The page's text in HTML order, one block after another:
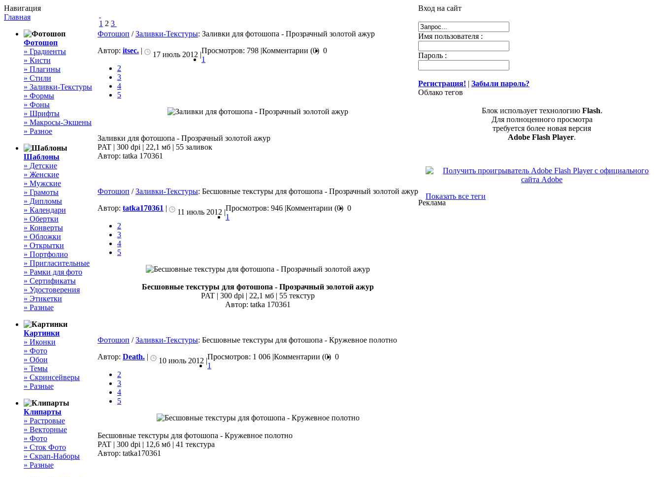
Навигация
Главная
Фотошоп
» Градиенты
» Кисти
» Плагины
» Стили
» Заливки-Текстуры
» Формы
» Фоны
» Шрифты
» Макросы-Экшены
» Разное
Шаблоны
» Детские
» Женские
» Мужские
» Грамоты
» Дипломы
» Календари
» Обертки
» Конверты
» Обложки
» Открытки
» Портфолио
» Пригласительные
» Рамки для фото
» Сертификаты
» Удостоверения
» Этикетки
» Разные
Картинки
» Иконки
» Фото
» Обои
» Темы
» Скринсейверы
» Разные
Клипарты
» Растровые
» Векторные
» Фото
» Сток Фото
» Скрап-Наборы
» Разные
1 2 3
Фотошоп /Заливки-Текстуры: Заливки для фотошопа - Прозрачный золотой ажур
Автор: itsec. | 17 июль 2012 |Просмотров: 798 |Комментарии (0) 0
1
2
3
4
5
Заливки для фотошопа - Прозрачный золотой ажур
PAT | 300 dpi | 22,1 мб | 55 заливок
Автор: tatka 170361
Фотошоп /Заливки-Текстуры: Бесшовные текстуры для фотошопа - Прозрачный золотой ажур
Автор: tatka170361 | 11 июль 2012 |Просмотров: 946 |Комментарии (0) 0
1
2
3
4
5
Бесшовные текстуры для фотошопа - Прозрачный золотой ажур
PAT | 300 dpi | 22,1 мб | 55 текстур
Автор: tatka 170361
Фотошоп /Заливки-Текстуры: Бесшовные текстуры для фотошопа - Кружевное полотно
Автор: Death. | 10 июль 2012 |Просмотров: 1 006 |Комментарии (0) 0
1
2
3
4
5
Бесшовные текстуры для фотошопа - Кружевное полотно
PAT | 300 dpi | 12,6 мб | 41 текстура
Автор: tatka170361
Вход на сайт
Имя пользователя :
Пароль :
Регистрация! | Забыли пароль?
Облако тегов
Блок использует технологию Flash.
Для полноценного просмотра
требуется более новая версия
Adobe Flash Player.
Показать все теги
Реклама